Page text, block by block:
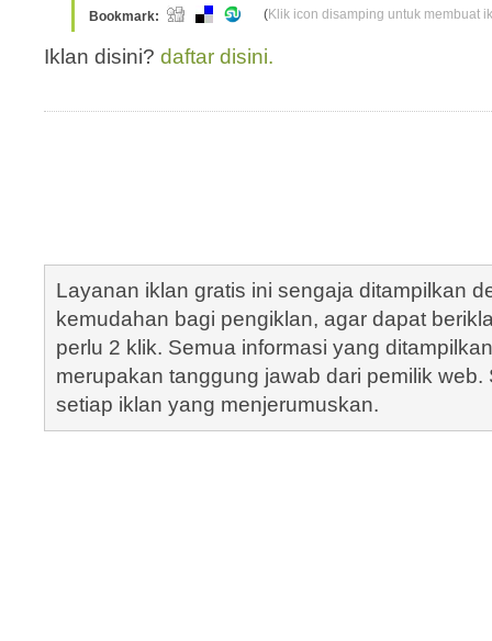
Bookmark:
(Klik icon disamping untuk membuat
Iklan disini? daftar disini.
Layanan iklan gratis ini sengaja ditampilkan
kemudahan bagi pengiklan, agar dapat
perlu 2 klik. Semua informasi yang
merupakan tanggung jawab dari pemilik
setiap iklan yang menjerumuskan.